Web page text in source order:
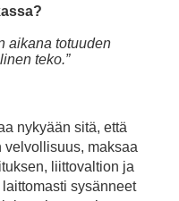
aikana totuuden
teko.”
nykyään sitä, että
maksaa
liittovaltion ja
sysänneet